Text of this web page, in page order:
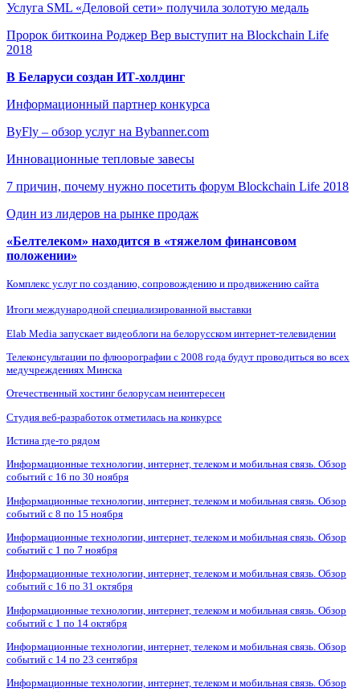
Услуга SML «Деловой сети» получила золотую медаль
Пророк биткоина Роджер Вер выступит на Blockchain Life
2018
В Беларуси создан ИТ-холдинг
Информационный партнер конкурса
ByFly – обзор услуг на Bybanner.com
Инновационные тепловые завесы
7 причин, почему нужно посетить форум Blockchain Life 2018
Один из лидеров на рынке продаж
«Белтелеком» находится в «тяжелом финансовом
положении»
Комплекс услуг по созданию, сопровождению и продвижению сайта
Итоги международной специализированной выставки
Elab Media запускает видеоблоги на белорусском интернет-телевидении
Телеконсультации по флюорографии с 2008 года будут проводиться во всех
медучреждениях Минска
Отечественный хостинг белорусам неинтересен
Студия веб-разработок отметилась на конкурсе
Истина где-то рядом
Информационные технологии, интернет, телеком и мобильная связь. Обзор
событий с 16 по 30 ноября
Информационные технологии, интернет, телеком и мобильная связь. Обзор
событий с 8 по 15 ноября
Информационные технологии, интернет, телеком и мобильная связь. Обзор
событий с 1 по 7 ноября
Информационные технологии, интернет, телеком и мобильная связь. Обзор
событий с 16 по 31 октября
Информационные технологии, интернет, телеком и мобильная связь. Обзор
событий с 1 по 14 октября
Информационные технологии, интернет, телеком и мобильная связь. Обзор
событий с 14 по 23 сентября
Информационные технологии, интернет, телеком и мобильная связь. Обзор